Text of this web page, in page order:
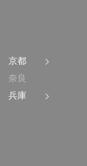
京都
奈良
兵庫